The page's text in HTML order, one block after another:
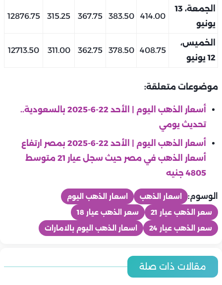
الجمعة، 13
يونيو
414.00
383.50
367.75
315.25
12876.75
الخميس،
12 يونيو
408.75
378.50
362.75
311.00
12713.50
موضوعات متعلقة:
أسعار الذهب اليوم | الأحد 22-6-2025 بالسعودية..
تحديث يومي
أسعار الذهب اليوم | الأحد 22-6-2025 بمصر ارتفاع
أسعار الذهب في مصر حيث سجل عيار 21 متوسط
4805 جنيه
الوسوم: اسعار الذهب
اسعار الذهب اليوم
سعر الذهب عيار 21
سعر الذهب عيار 18
سعر الذهب عيار 24
اسعار الذهب اليوم بالامارات
مقالات ذات صلة
تامر عاشور يشعل أجواء مهرجان قرطاج في تونس.. ويفاجئ الجميع
ريهام عبد الغفور تكشف تفاصيل صادمة عن فترة ما بعد وفاة
والدها: «طلعت غضبي على جوزي وأولادي»
هشام ماجد وهنا الزاهد يلتقيان مجددًا في «ملك الغابة».. عودة
منوعات
منوعات
منوعات